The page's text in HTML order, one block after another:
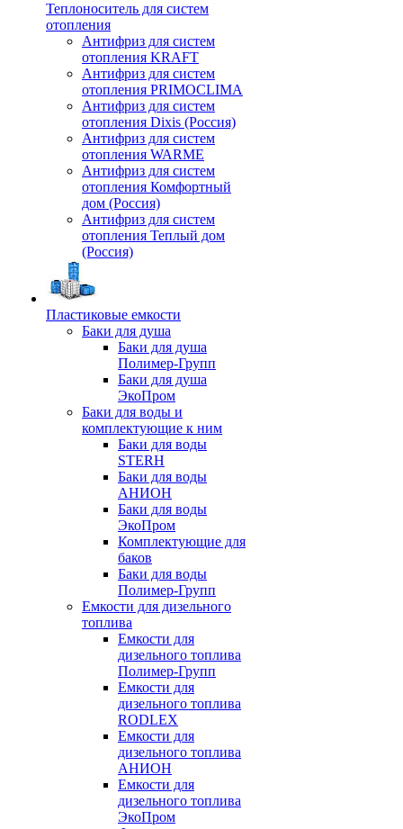
Теплоноситель для систем
отопления
Антифриз для систем
отопления KRAFT
Антифриз для систем
отопления PRIMOCLIMA
Антифриз для систем
отопления Dixis (Россия)
Антифриз для систем
отопления WARME
Антифриз для систем
отопления Комфортный
дом (Россия)
Антифриз для систем
отопления Теплый дом
(Россия)
Пластиковые емкости
Баки для душа
Баки для душа
Полимер-Групп
Баки для душа
ЭкоПром
Баки для воды и
комплектующие к ним
Баки для воды
STERH
Баки для воды
АНИОН
Баки для воды
ЭкоПром
Комплектующие для
баков
Баки для воды
Полимер-Групп
Емкости для дизельного
топлива
Емкости для
дизельного топлива
Полимер-Групп
Емкости для
дизельного топлива
RODLEX
Емкости для
дизельного топлива
АНИОН
Емкости для
дизельного топлива
ЭкоПром